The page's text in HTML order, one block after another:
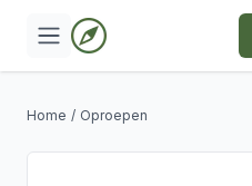
Home / Oproepen